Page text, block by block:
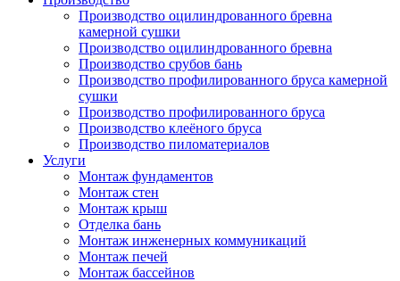
Производство оцилиндрованного бревна
камерной сушки
Производство оцилиндрованного бревна
Производство срубов бань
Производство профилированного бруса камерной
сушки
Производство профилированного бруса
Производство клеёного бруса
Производство пиломатериалов
Услуги
Монтаж фундаментов
Монтаж стен
Монтаж крыш
Отделка бань
Монтаж инженерных коммуникаций
Монтаж печей
Монтаж бассейнов